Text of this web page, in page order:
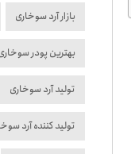
بازار آرد سوخاری
بهترین پودر
تولید آرد سوخاری
تولید کننده آرد